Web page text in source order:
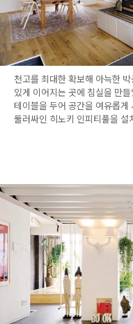
천고를 최대한 확보해 아늑한
있게 이어지는 곳에 침실을 만
테이블을 두어 공간을 여유롭게
둘러싸인 히노키 인피티풀을 설